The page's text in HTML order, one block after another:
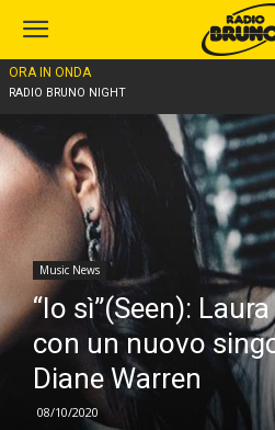
ORA IN ONDA
RADIO BRUNO NIGHT
Home
Music News
“Io sì”(Seen):
con un nuovo
Diane Warren
08/10/2020